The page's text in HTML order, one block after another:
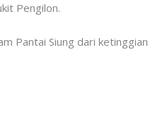
Pengilon.
Pantai Siung dari ketinggian